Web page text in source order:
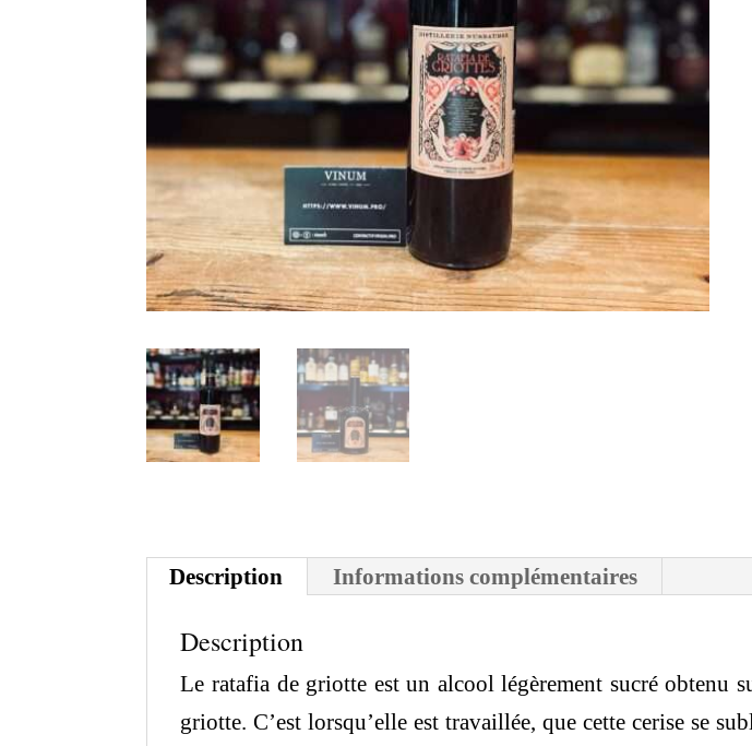
Description Informations complémentaires
Description
Le ratafia de griotte est un alcool légèrement sucré obtenu
griotte. C’est lorsqu’elle est travaillée, que cette cerise se